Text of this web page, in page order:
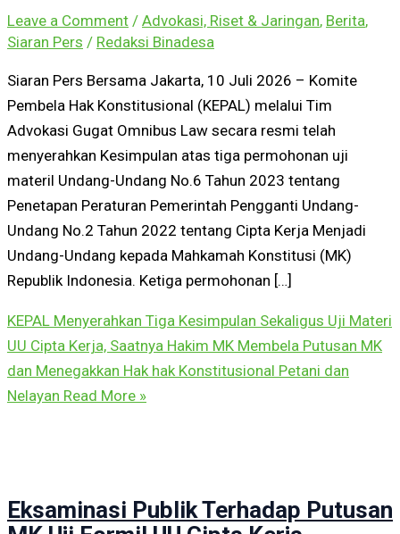
Leave a Comment / Advokasi, Riset & Jaringan, Berita,
Siaran Pers / Redaksi Binadesa
Siaran Pers Bersama Jakarta, 10 Juli 2026 – Komite
Pembela Hak Konstitusional (KEPAL) melalui Tim
Advokasi Gugat Omnibus Law secara resmi telah
menyerahkan Kesimpulan atas tiga permohonan uji
materil Undang-Undang No.6 Tahun 2023 tentang
Penetapan Peraturan Pemerintah Pengganti Undang-
Undang No.2 Tahun 2022 tentang Cipta Kerja Menjadi
Undang-Undang kepada Mahkamah Konstitusi (MK)
Republik Indonesia. Ketiga permohonan […]
KEPAL Menyerahkan Tiga Kesimpulan Sekaligus Uji Materi
UU Cipta Kerja, Saatnya Hakim MK Membela Putusan MK
dan Menegakkan Hak hak Konstitusional Petani dan
Nelayan Read More »
Eksaminasi Publik Terhadap Putusan